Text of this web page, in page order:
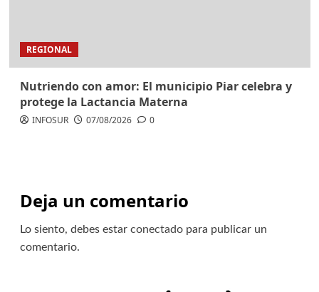
REGIONAL
Nutriendo con amor: El municipio Piar celebra y
protege la Lactancia Materna
INFOSUR 07/08/2026 0
Deja un comentario
Lo siento, debes estar conectadopara publicar un
comentario.